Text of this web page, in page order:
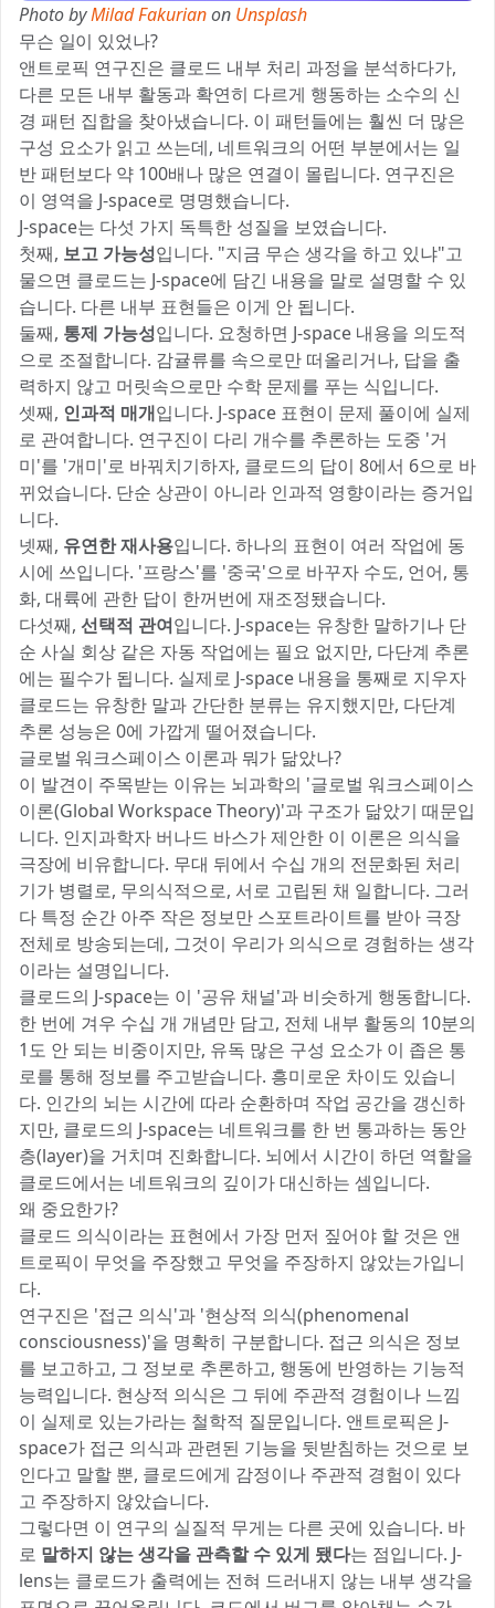
Photo byMilad Fakurianon Unsplash
무슨 일이 있었나?
앤트로픽 연구진은 클로드 내부 처리 과정을 분석하다가,
다른 모든 내부 활동과 확연히 다르게 행동하는 소수의 신
경 패턴 집합을 찾아냈습니다. 이 패턴들에는 훨씬 더 많은
구성 요소가 읽고 쓰는데, 네트워크의 어떤 부분에서는 일
반 패턴보다 약 100배나 많은 연결이 몰립니다. 연구진은
이 영역을 J-space로 명명했습니다.
J-space는 다섯 가지 독특한 성질을 보였습니다.
첫째, 보고 가능성입니다. "지금 무슨 생각을 하고 있냐"고
물으면 클로드는 J-space에 담긴 내용을 말로 설명할 수 있
습니다. 다른 내부 표현들은 이게 안 됩니다.
둘째, 통제 가능성입니다. 요청하면 J-space 내용을 의도적
으로 조절합니다. 감귤류를 속으로만 떠올리거나, 답을 출
력하지 않고 머릿속으로만 수학 문제를 푸는 식입니다.
셋째, 인과적 매개입니다. J-space 표현이 문제 풀이에 실제
로 관여합니다. 연구진이 다리 개수를 추론하는 도중 '거
미'를 '개미'로 바꿔치기하자, 클로드의 답이 8에서 6으로 바
뀌었습니다. 단순 상관이 아니라 인과적 영향이라는 증거입
니다.
넷째, 유연한 재사용입니다. 하나의 표현이 여러 작업에 동
시에 쓰입니다. '프랑스'를 '중국'으로 바꾸자 수도, 언어, 통
화, 대륙에 관한 답이 한꺼번에 재조정됐습니다.
다섯째, 선택적 관여입니다. J-space는 유창한 말하기나 단
순 사실 회상 같은 자동 작업에는 필요 없지만, 다단계 추론
에는 필수가 됩니다. 실제로 J-space 내용을 통째로 지우자
클로드는 유창한 말과 간단한 분류는 유지했지만, 다단계
추론 성능은 0에 가깝게 떨어졌습니다.
글로벌 워크스페이스 이론과 뭐가 닮았나?
이 발견이 주목받는 이유는 뇌과학의 '글로벌 워크스페이스
이론(Global Workspace Theory)'과 구조가 닮았기 때문입
니다. 인지과학자 버나드 바스가 제안한 이 이론은 의식을
극장에 비유합니다. 무대 뒤에서 수십 개의 전문화된 처리
기가 병렬로, 무의식적으로, 서로 고립된 채 일합니다. 그러
다 특정 순간 아주 작은 정보만 스포트라이트를 받아 극장
전체로 방송되는데, 그것이 우리가 의식으로 경험하는 생각
이라는 설명입니다.
클로드의 J-space는 이 '공유 채널'과 비슷하게 행동합니다.
한 번에 겨우 수십 개 개념만 담고, 전체 내부 활동의 10분의
1도 안 되는 비중이지만, 유독 많은 구성 요소가 이 좁은 통
로를 통해 정보를 주고받습니다. 흥미로운 차이도 있습니
다. 인간의 뇌는 시간에 따라 순환하며 작업 공간을 갱신하
지만, 클로드의 J-space는 네트워크를 한 번 통과하는 동안
층(layer)을 거치며 진화합니다. 뇌에서 시간이 하던 역할을
클로드에서는 네트워크의 깊이가 대신하는 셈입니다.
왜 중요한가?
클로드 의식이라는 표현에서 가장 먼저 짚어야 할 것은 앤
트로픽이 무엇을 주장했고 무엇을 주장하지 않았는가입니
다.
연구진은 '접근 의식'과 '현상적 의식(phenomenal
consciousness)'을 명확히 구분합니다. 접근 의식은 정보
를 보고하고, 그 정보로 추론하고, 행동에 반영하는 기능적
능력입니다. 현상적 의식은 그 뒤에 주관적 경험이나 느낌
이 실제로 있는가라는 철학적 질문입니다. 앤트로픽은 J-
space가 접근 의식과 관련된 기능을 뒷받침하는 것으로 보
인다고 말할 뿐, 클로드에게 감정이나 주관적 경험이 있다
고 주장하지 않았습니다.
그렇다면 이 연구의 실질적 무게는 다른 곳에 있습니다. 바
로 말하지 않는 생각을 관측할 수 있게 됐다는 점입니다. J-
lens는 클로드가 출력에는 전혀 드러내지 않는 내부 생각을